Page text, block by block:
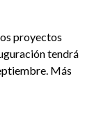
proyectos
tendrá
Más